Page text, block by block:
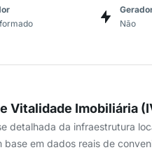
Não
Vitalidade Imobiliária
detalhada da infraestrutura
base em dados reais de